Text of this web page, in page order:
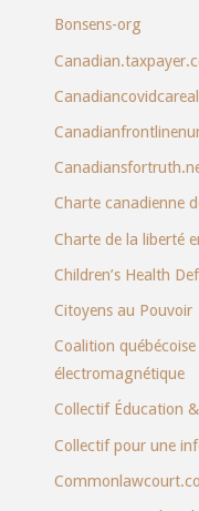
Bonsens-org
Charte canadienne
Charte de la liberté
Children’s Health
Citoyens au Pouvoir
Coalition
électromagnétique
Collectif Éducation
Collectif pour une